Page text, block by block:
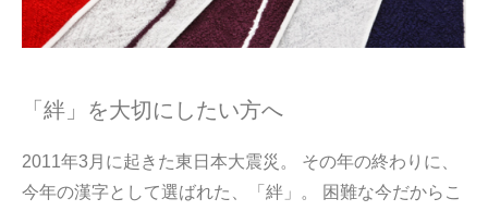
「絆」を大切にしたい方へ
2011年3月に起きた東日本大震災。 その年の終わりに、
今年の漢字として選ばれた、「絆」。 困難な今だからこ